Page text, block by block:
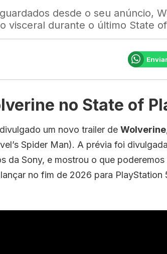
desde o seu anúncio,
visceral durante o último State
no State of
um novo trailer de Wolverine
Spider Man). A prévia foi
da Sony, e mostrou o que
no fim de 2026 para PlayStation